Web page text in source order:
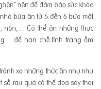
nên để đảm bảo sức khỏe
bữa ăn từ 5 đến 6 bữa một
nôn,… Có thể ăn những thực
để hạn chế tình trạng ốm
xa những thức ăn như như
rau quả có thể dọa sảy thai